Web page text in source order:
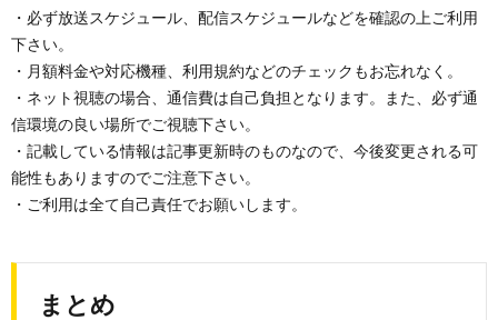
・必ず放送スケジュール、配信スケジュールなどを確認の上ご利用
下さい。
・月額料金や対応機種、利用規約などのチェックもお忘れなく。
・ネット視聴の場合、通信費は自己負担となります。また、必ず通
信環境の良い場所でご視聴下さい。
・記載している情報は記事更新時のものなので、今後変更される可
能性もありますのでご注意下さい。
・ご利用は全て自己責任でお願いします。
まとめ